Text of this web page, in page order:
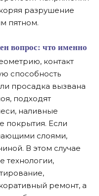
разрушение
пятном.
контакт
способность
просадка вызвана
подходят
наливные
покрытия. Если
слоями,
В этом случае
технологии,
ремонт, а